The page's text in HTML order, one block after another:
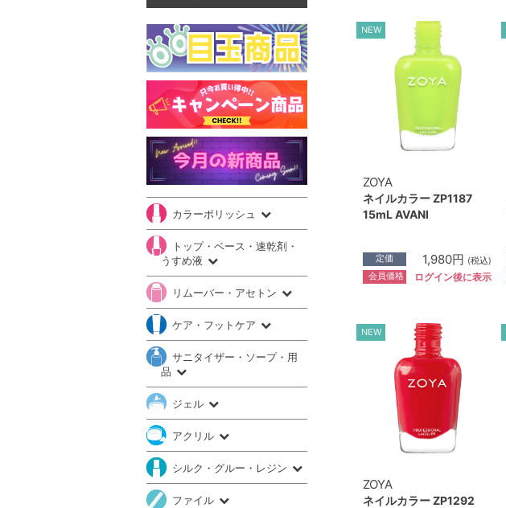
NEW
ZOYA
ネイルカラー ZP1187
15mL AVANI
定価 1,980円 (税込)
会員価格 ログイン後に表示
NEW
ZOYA
ネイルカラー ZP1292
カラーポリッシュ
トップ・ベース・速乾剤・
うすめ液
リムーバー・アセトン
ケア・フットケア
サニタイザー・ソープ・用
品
ジェル
アクリル
シルク・グルー・レジン
ファイル